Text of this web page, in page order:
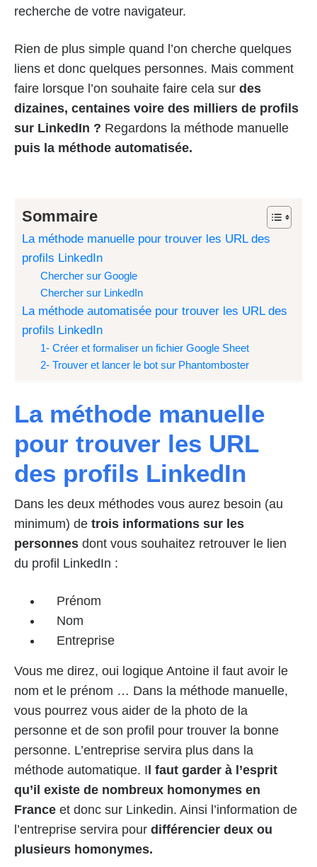
recherche de votre navigateur.
Rien de plus simple quand l’on cherche quelques
liens et donc quelques personnes. Mais comment
faire lorsque l’on souhaite faire cela sur des
dizaines, centaines voire des milliers de profils
sur LinkedIn ? Regardons la méthode manuelle
puis la méthode automatisée.
Sommaire
La méthode manuelle pour trouver les URL des
profils LinkedIn
Chercher sur Google
Chercher sur LinkedIn
La méthode automatisée pour trouver les URL des
profils LinkedIn
1- Créer et formaliser un fichier Google Sheet
2- Trouver et lancer le bot sur Phantomboster
La méthode manuelle
pour trouver les URL
des profils LinkedIn
Dans les deux méthodes vous aurez besoin (au
minimum) de trois informations sur les
personnes dont vous souhaitez retrouver le lien
du profil LinkedIn :
Prénom
Nom
Entreprise
Vous me direz, oui logique Antoine il faut avoir le
nom et le prénom … Dans la méthode manuelle,
vous pourrez vous aider de la photo de la
personne et de son profil pour trouver la bonne
personne. L’entreprise servira plus dans la
méthode automatique. Il faut garder à l’esprit
qu’il existe de nombreux homonymes en
France et donc sur Linkedin. Ainsi l’information de
l’entreprise servira pour différencier deux ou
plusieurs homonymes.